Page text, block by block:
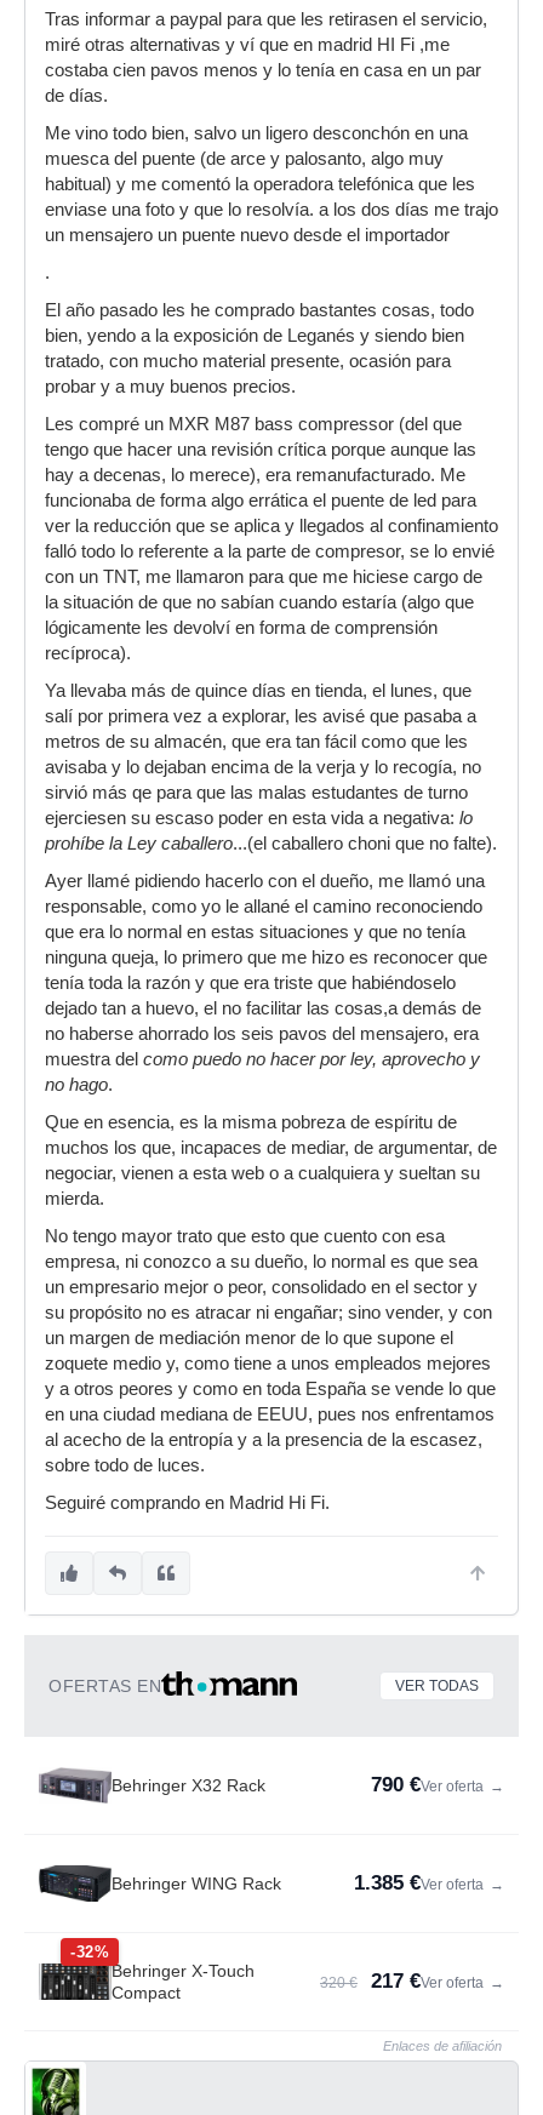
Tras informar a paypal para que les retirasen el servicio,
miré otras alternativas y ví que en madrid HI Fi ,me
costaba cien pavos menos y lo tenía en casa en un par
de días.
Me vino todo bien, salvo un ligero desconchón en una
muesca del puente (de arce y palosanto, algo muy
habitual) y me comentó la operadora telefónica que les
enviase una foto y que lo resolvía. a los dos días me trajo
un mensajero un puente nuevo desde el importador
.
El año pasado les he comprado bastantes cosas, todo
bien, yendo a la exposición de Leganés y siendo bien
tratado, con mucho material presente, ocasión para
probar y a muy buenos precios.
Les compré un MXR M87 bass compressor (del que
tengo que hacer una revisión crítica porque aunque las
hay a decenas, lo merece), era remanufacturado. Me
funcionaba de forma algo errática el puente de led para
ver la reducción que se aplica y llegados al confinamiento
falló todo lo referente a la parte de compresor, se lo envié
con un TNT, me llamaron para que me hiciese cargo de
la situación de que no sabían cuando estaría (algo que
lógicamente les devolví en forma de comprensión
recíproca).
Ya llevaba más de quince días en tienda, el lunes, que
salí por primera vez a explorar, les avisé que pasaba a
metros de su almacén, que era tan fácil como que les
avisaba y lo dejaban encima de la verja y lo recogía, no
sirvió más qe para que las malas estudantes de turno
ejerciesen su escaso poder en esta vida a negativa: lo
prohíbe la Ley caballero...(el caballero choni que no falte).
Ayer llamé pidiendo hacerlo con el dueño, me llamó una
responsable, como yo le allané el camino reconociendo
que era lo normal en estas situaciones y que no tenía
ninguna queja, lo primero que me hizo es reconocer que
tenía toda la razón y que era triste que habiéndoselo
dejado tan a huevo, el no facilitar las cosas,a demás de
no haberse ahorrado los seis pavos del mensajero, era
muestra del como puedo no hacer por ley, aprovecho y
no hago.
Que en esencia, es la misma pobreza de espíritu de
muchos los que, incapaces de mediar, de argumentar, de
negociar, vienen a esta web o a cualquiera y sueltan su
mierda.
No tengo mayor trato que esto que cuento con esa
empresa, ni conozco a su dueño, lo normal es que sea
un empresario mejor o peor, consolidado en el sector y
su propósito no es atracar ni engañar; sino vender, y con
un margen de mediación menor de lo que supone el
zoquete medio y, como tiene a unos empleados mejores
y a otros peores y como en toda España se vende lo que
en una ciudad mediana de EEUU, pues nos enfrentamos
al acecho de la entropía y a la presencia de la escasez,
sobre todo de luces.
Seguiré comprando en Madrid Hi Fi.
OFERTAS EN VER TODAS
Behringer X32 Rack 790 €Ver oferta →
Behringer WING Rack 1.385 €Ver oferta →
-32%
Behringer X-Touch
Compact
320 € 217 €Ver oferta →
Enlaces de afiliación